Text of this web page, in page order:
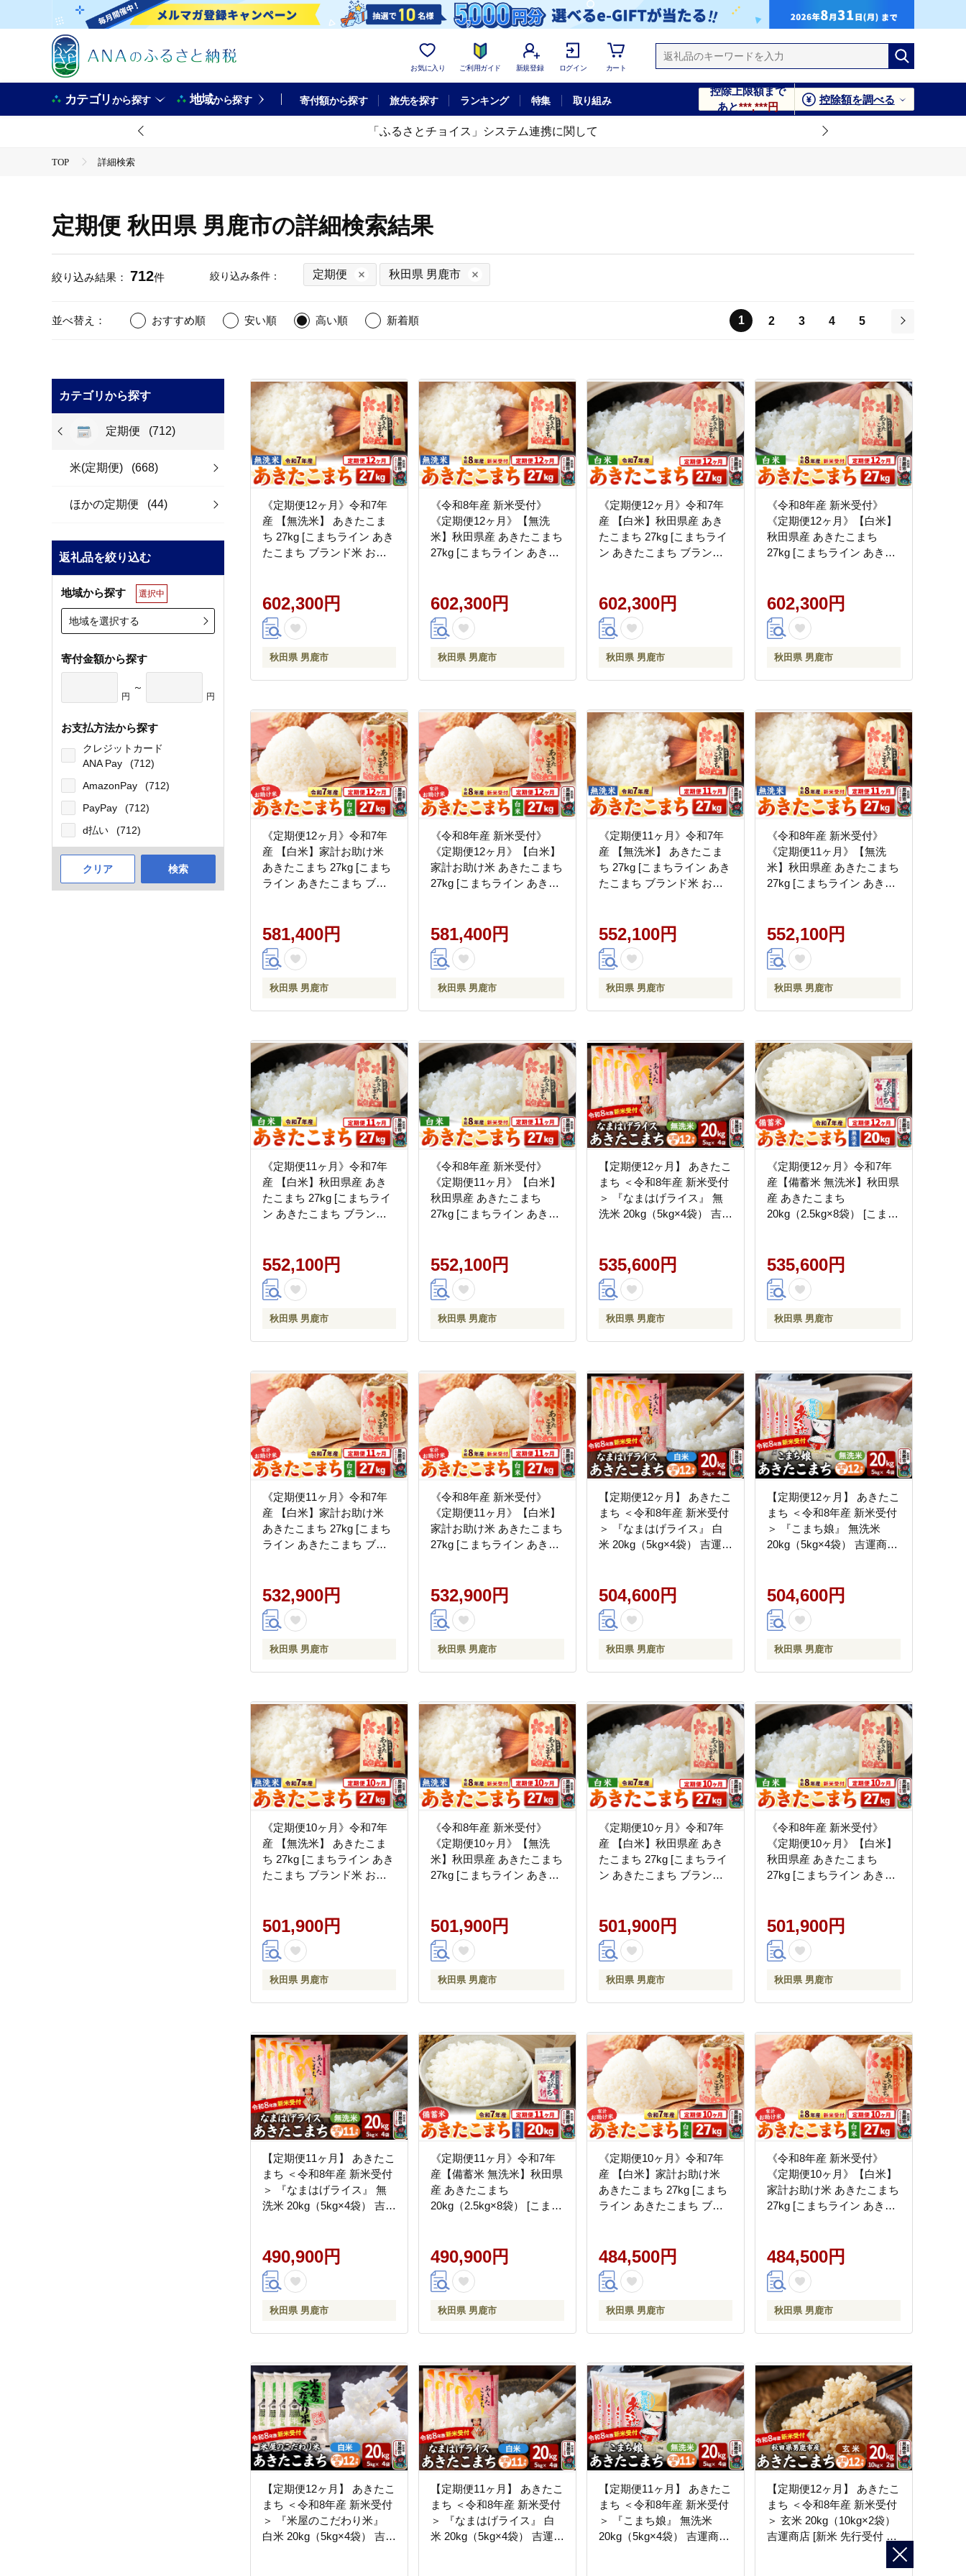
お気に入り ご利用ガイド 新規登録 ログイン カート
カテゴリから探す 地域から探す 寄付額から探す 旅先を探す ランキング 特集 取り組み
控除上限額まで
あと***,***円
控除額を調べる
「ふるさとチョイス」システム連携に関して
TOP 詳細検索
定期便 秋田県 男鹿市の詳細検索結果
絞り込み結果： 712件 絞り込み条件： 定期便 秋田県 男鹿市
並べ替え： おすすめ順 安い順 高い順 新着順 1 2 3 4
5
カテゴリから探す
定期便 (712)
米(定期便) (668)
ほかの定期便 (44)
返礼品を絞り込む
地域から探す 選択中
地域を選択する
寄付金額から探す
円
～
円
お支払方法から探す
クレジットカード
ANA Pay
(712)
AmazonPay
(712)
PayPay
(712)
d払い
(712)
クリア 検索
《定期便12ヶ月》令和7年
産 【無洗米】 あきたこま
ち 27kg [こまちライン あき
たこまち ブランド米 お米
602,300円
秋田県 男鹿市
《令和8年産 新米受付》
《定期便12ヶ月》【無洗
米】秋田県産 あきたこまち
27kg [こまちライン あきた
田 秋田県産 新米 先行受付]
602,300円
秋田県 男鹿市
《定期便12ヶ月》令和7年
産 【白米】秋田県産 あき
たこまち 27kg [こまちライ
ン あきたこまち ブランド
602,300円
秋田県 男鹿市
《令和8年産 新米受付》
《定期便12ヶ月》【白米】
秋田県産 あきたこまち
27kg [こまちライン あきた
県産 新米 先行受付]
602,300円
秋田県 男鹿市
《定期便12ヶ月》令和7年
産 【白米】家計お助け米
あきたこまち 27kg [こまち
ライン あきたこまち ブラ
581,400円
秋田県 男鹿市
《令和8年産 新米受付》
《定期便12ヶ月》【白米】
家計お助け米 あきたこまち
27kg [こまちライン あきた
県産 新米 先行受付]
581,400円
秋田県 男鹿市
《定期便11ヶ月》令和7年
産 【無洗米】 あきたこま
ち 27kg [こまちライン あき
たこまち ブランド米 お米
552,100円
秋田県 男鹿市
《令和8年産 新米受付》
《定期便11ヶ月》【無洗
米】秋田県産 あきたこまち
27kg [こまちライン あきた
田 秋田県産 新米 先行受付]
552,100円
秋田県 男鹿市
《定期便11ヶ月》令和7年
産 【白米】秋田県産 あき
たこまち 27kg [こまちライ
ン あきたこまち ブランド
552,100円
秋田県 男鹿市
《令和8年産 新米受付》
《定期便11ヶ月》【白米】
秋田県産 あきたこまち
27kg [こまちライン あきた
県産 新米 先行受付]
552,100円
秋田県 男鹿市
【定期便12ヶ月】 あきたこ
まち ＜令和8年産 新米受付
＞ 『なまはげライス』 無
洗米 20kg（5kg×4袋） 吉運
秋田県 男鹿市]
535,600円
秋田県 男鹿市
《定期便12ヶ月》令和7年
産【備蓄米 無洗米】秋田県
産 あきたこまち
20kg（2.5kg×8袋） [こまち
米 米どころ 秋田 秋田県産]
535,600円
秋田県 男鹿市
《定期便11ヶ月》令和7年
産 【白米】家計お助け米
あきたこまち 27kg [こまち
ライン あきたこまち ブラ
532,900円
秋田県 男鹿市
《令和8年産 新米受付》
《定期便11ヶ月》【白米】
家計お助け米 あきたこまち
27kg [こまちライン あきた
県産 新米 先行受付]
532,900円
秋田県 男鹿市
【定期便12ヶ月】 あきたこ
まち ＜令和8年産 新米受付
＞ 『なまはげライス』 白
米 20kg（5kg×4袋） 吉運商
田県 男鹿市]
504,600円
秋田県 男鹿市
【定期便12ヶ月】 あきたこ
まち ＜令和8年産 新米受付
＞ 『こまち娘』 無洗米
20kg（5kg×4袋） 吉運商店
県 男鹿市]
504,600円
秋田県 男鹿市
《定期便10ヶ月》令和7年
産 【無洗米】 あきたこま
ち 27kg [こまちライン あき
たこまち ブランド米 お米
501,900円
秋田県 男鹿市
《令和8年産 新米受付》
《定期便10ヶ月》【無洗
米】秋田県産 あきたこまち
27kg [こまちライン あきた
田 秋田県産 新米 先行受付]
501,900円
秋田県 男鹿市
《定期便10ヶ月》令和7年
産 【白米】秋田県産 あき
たこまち 27kg [こまちライ
ン あきたこまち ブランド
501,900円
秋田県 男鹿市
《令和8年産 新米受付》
《定期便10ヶ月》【白米】
秋田県産 あきたこまち
27kg [こまちライン あきた
県産 新米 先行受付]
501,900円
秋田県 男鹿市
【定期便11ヶ月】 あきたこ
まち ＜令和8年産 新米受付
＞ 『なまはげライス』 無
洗米 20kg（5kg×4袋） 吉運
秋田県 男鹿市]
490,900円
秋田県 男鹿市
《定期便11ヶ月》令和7年
産【備蓄米 無洗米】秋田県
産 あきたこまち
20kg（2.5kg×8袋） [こまち
米 米どころ 秋田 秋田県産]
490,900円
秋田県 男鹿市
《定期便10ヶ月》令和7年
産 【白米】家計お助け米
あきたこまち 27kg [こまち
ライン あきたこまち ブラ
484,500円
秋田県 男鹿市
《令和8年産 新米受付》
《定期便10ヶ月》【白米】
家計お助け米 あきたこまち
27kg [こまちライン あきた
県産 新米 先行受付]
484,500円
秋田県 男鹿市
【定期便12ヶ月】 あきたこ
まち ＜令和8年産 新米受付
＞ 『米屋のこだわり米』
白米 20kg（5kg×4袋） 吉運
【定期便11ヶ月】 あきたこ
まち ＜令和8年産 新米受付
＞ 『なまはげライス』 白
米 20kg（5kg×4袋） 吉運商
【定期便11ヶ月】 あきたこ
まち ＜令和8年産 新米受付
＞ 『こまち娘』 無洗米
20kg（5kg×4袋） 吉運商店
【定期便12ヶ月】 あきたこ
まち ＜令和8年産 新米受付
＞ 玄米 20kg（10kg×2袋）
吉運商店 [新米 先行受付 米
こめ コメ 玄米 あきたこま